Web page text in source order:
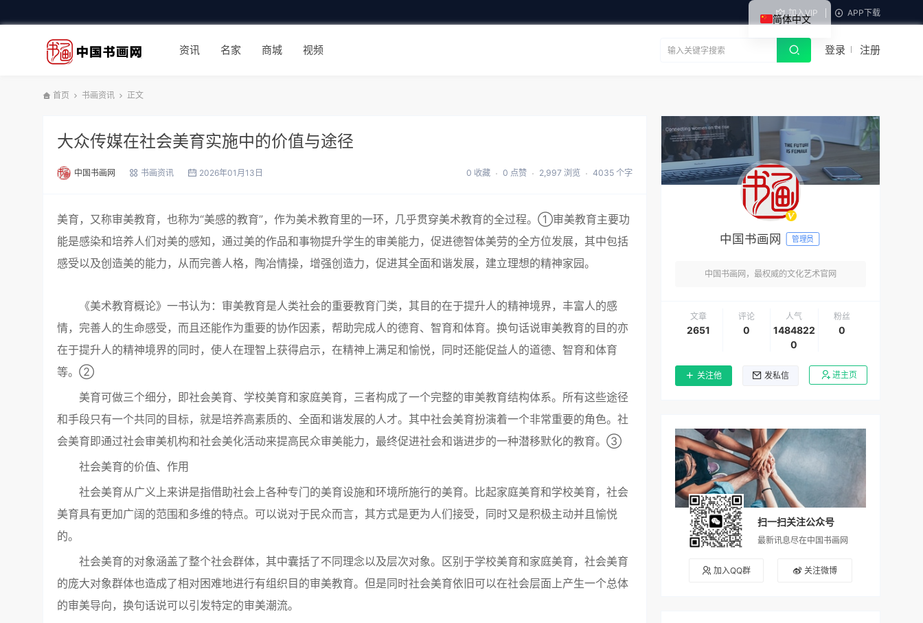
加入VIP APP下载
资讯 名家 商城 视频 登录 注册
首页 书画资讯 正文
大众传媒在社会美育实施中的价值与途径
中国书画网 书画资讯 2026年01月13日 0 收藏 0 点赞 2,997 浏览 4035 个字
美育，又称审美教育，也称为“美感的教育”，作为美术教育里的一环，几乎贯穿美术教育的全过程。①审美教育主要功
能是感染和培养人们对美的感知，通过美的作品和事物提升学生的审美能力，促进德智体美劳的全方位发展，其中包括
感受以及创造美的能力，从而完善人格，陶冶情操，增强创造力，促进其全面和谐发展，建立理想的精神家园。
《美术教育概论》一书认为：审美教育是人类社会的重要教育门类，其目的在于提升人的精神境界，丰富人的感
情，完善人的生命感受，而且还能作为重要的协作因素，帮助完成人的德育、智育和体育。换句话说审美教育的目的亦
在于提升人的精神境界的同时，使人在理智上获得启示，在精神上满足和愉悦，同时还能促益人的道德、智育和体育
等。②
美育可做三个细分，即社会美育、学校美育和家庭美育，三者构成了一个完整的审美教育结构体系。所有这些途径
和手段只有一个共同的目标，就是培养高素质的、全面和谐发展的人才。其中社会美育扮演着一个非常重要的角色。社
会美育即通过社会审美机构和社会美化活动来提高民众审美能力，最终促进社会和谐进步的一种潜移默化的教育。③
社会美育的价值、作用
社会美育从广义上来讲是指借助社会上各种专门的美育设施和环境所施行的美育。比起家庭美育和学校美育，社会
美育具有更加广阔的范围和多维的特点。可以说对于民众而言，其方式是更为人们接受，同时又是积极主动并且愉悦
的。
社会美育的对象涵盖了整个社会群体，其中囊括了不同理念以及层次对象。区别于学校美育和家庭美育，社会美育
的庞大对象群体也造成了相对困难地进行有组织目的审美教育。但是同时社会美育依旧可以在社会层面上产生一个总体
的审美导向，换句话说可以引发特定的审美潮流。
中国书画网 管理员
中国书画网，最权威的文化艺术官网
文章
2651
评论
0
人气
1484822
0
粉丝
0
关注他 发私信 进主页
扫一扫关注公众号
最新讯息尽在中国书画网
加入QQ群 关注微博
简体中文